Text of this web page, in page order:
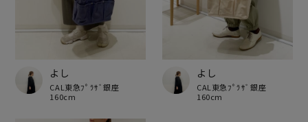
よし
CAL東急ﾌﾟﾗｻﾞ銀座
160cm
よし
CAL東急ﾌﾟﾗｻﾞ銀座
160cm